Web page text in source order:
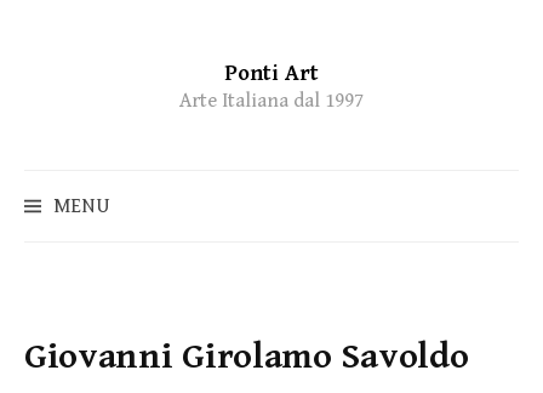
Ponti Art
Arte Italiana dal 1997
MENU
Giovanni Girolamo Savoldo